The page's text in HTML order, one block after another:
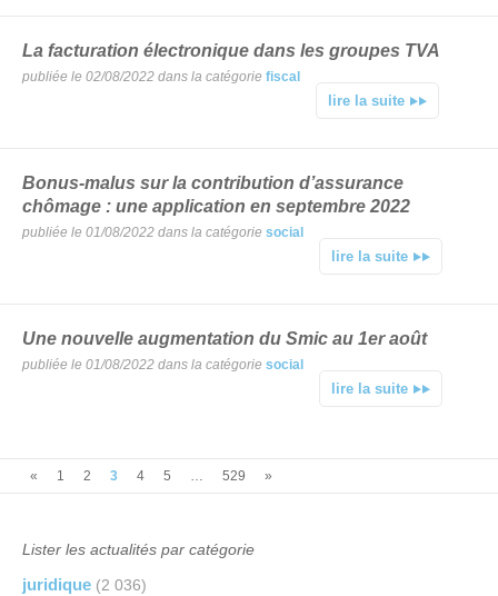
La facturation électronique dans les groupes TVA
publiée le 02/08/2022 dans la catégorie fiscal
lire la suite
Bonus-malus sur la contribution d’assurance
chômage : une application en septembre 2022
publiée le 01/08/2022 dans la catégorie social
lire la suite
Une nouvelle augmentation du Smic au 1er août
publiée le 01/08/2022 dans la catégorie social
lire la suite
« 1 2 3 4 5 … 529 »
Lister les actualités par catégorie
juridique (2 036)